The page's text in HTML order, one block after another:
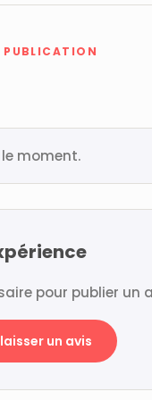
PUBLICATION
moment.
pour publier un
un avis